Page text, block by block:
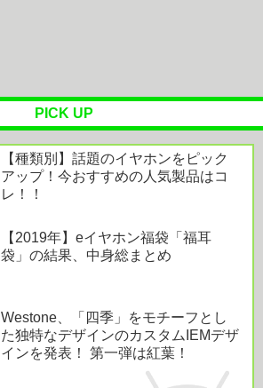
PICK UP
【種類別】話題のイヤホンをピック
アップ！今おすすめの人気製品はコ
レ！！
【2019年】eイヤホン福袋「福耳
袋」の結果、中身総まとめ
Westone、「四季」をモチーフとし
た独特なデザインのカスタムIEMデザ
インを発表！ 第一弾は紅葉！